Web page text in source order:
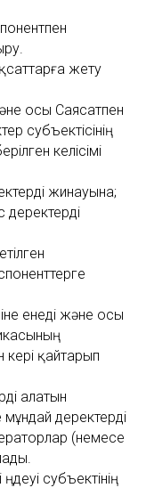
жету
осы Саясатпен
субъектісінің
келісімі
жинауына;
енеді және осы
кері қайтарып
алатын
мұндай деректерді
(немесе
субъектінің